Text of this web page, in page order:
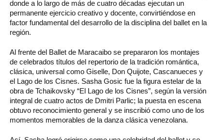
donde a lo largo de más de cuatro décadas ejecutan un
permanente ejercicio creativo y docente, convirtiéndose en
factor fundamental del desarrollo de la disciplina del ballet en la
región.
Al frente del Ballet de Maracaibo se prepararon los montajes
de celebrados títulos del repertorio de la tradición romántica,
clásica, universal como Giselle, Don Quijote, Cascanueces y
el Lago de los Cisnes. Sasha Gosic fue la figura estelar de la
obra de Tchaikovsky “El Lago de los Cisnes”, según la versión
integral de cuatro actos de Dmitri Parlic; la puesta en escena
obtuvo reconocimiento general y se inscribió como uno de los
momentos memorables de la danza clásica venezolana.